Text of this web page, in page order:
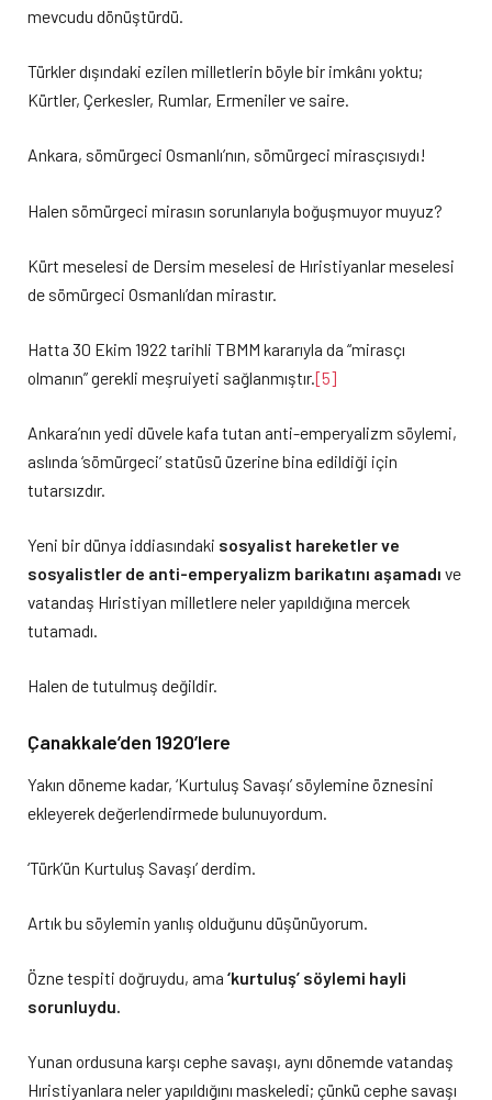
mevcudu dönüştürdü.
Türkler dışındaki ezilen milletlerin böyle bir imkânı yoktu;
Kürtler, Çerkesler, Rumlar, Ermeniler ve saire.
Ankara, sömürgeci Osmanlı’nın, sömürgeci mirasçısıydı!
Halen sömürgeci mirasın sorunlarıyla boğuşmuyor muyuz?
Kürt meselesi de Dersim meselesi de Hıristiyanlar meselesi
de sömürgeci Osmanlı’dan mirastır.
Hatta 30 Ekim 1922 tarihli TBMM kararıyla da “mirasçı
olmanın” gerekli meşruiyeti sağlanmıştır.[5]
Ankara’nın yedi düvele kafa tutan anti-emperyalizm söylemi,
aslında ‘sömürgeci’ statüsü üzerine bina edildiği için
tutarsızdır.
Yeni bir dünya iddiasındaki sosyalist hareketler ve
sosyalistler de anti-emperyalizm barikatını aşamadı ve
vatandaş Hıristiyan milletlere neler yapıldığına mercek
tutamadı.
Halen de tutulmuş değildir.
Çanakkale’den 1920’lere
Yakın döneme kadar, ‘Kurtuluş Savaşı’ söylemine öznesini
ekleyerek değerlendirmede bulunuyordum.
‘Türk’ün Kurtuluş Savaşı’ derdim.
Artık bu söylemin yanlış olduğunu düşünüyorum.
Özne tespiti doğruydu, ama ‘kurtuluş’ söylemi hayli
sorunluydu.
Yunan ordusuna karşı cephe savaşı, aynı dönemde vatandaş
Hıristiyanlara neler yapıldığını maskeledi; çünkü cephe savaşı